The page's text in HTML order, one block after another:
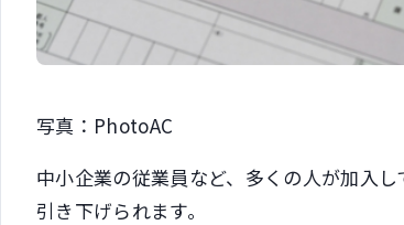
写真：PhotoAC
中小企業の従業員など、多くの人が加入
引き下げられます。